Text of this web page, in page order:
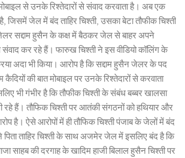
से उनके रिश्तेदारों से संवाद करवाता है। अब एक
जिसमें जेल में बंद ताहिर चिश्ती, उसका बेटा तौफीक चिश्ती
सद्दाम हुसैन के कक्ष में बैठकर जेल से बाहर अपने
संवाद कर रहे हैं। फारुख चिश्ती ने इस वीडियो कॉलिंग के
अदा भी किया। आरोप है कि सद्दाम हुसैन जेलर के पद
की बात मोबाइल पर उनके रिश्तेदारों से करवाता
भी गंभीर है कि तौफीक चिश्ती के संबंध बब्बर खालसा
हैं। तौफिक चिश्ती पर आतंकी संगठनों को हथियार और
है। ऐसे आरोपों में ही तौफिक चिश्ती पंजाब के जेलों में बंद
पिता ताहिर चिश्ती के साथ अजमेर जेल में इसलिए बंद है कि
साहब की दरगाह के खादिम हाजी बिलाल हुसैन चिश्ती पर